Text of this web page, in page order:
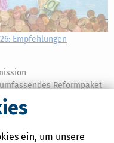
ein, um unsere
Empfehlungen
Reformpaket
Rente
zu machen. Wir